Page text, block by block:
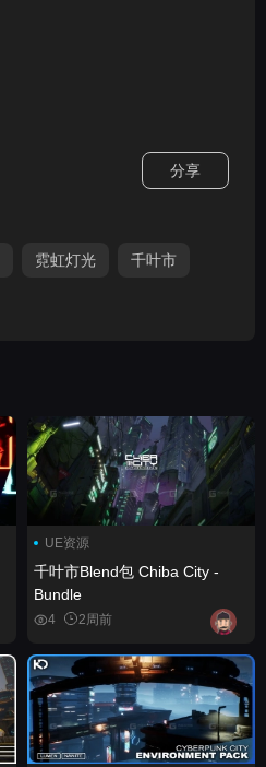
分享
霓虹灯光 千叶市
UE资源
千叶市Blend包 Chiba City -
Bundle
4 2周前